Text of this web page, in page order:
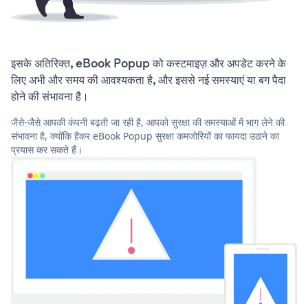
इसके अतिरिक्त, eBook Popup को कस्टमाइज़ और अपडेट करने के
लिए अभी और समय की आवश्यकता है, और इससे नई समस्याएं या बग पैदा
होने की संभावना है।
जैसे-जैसे आपकी कंपनी बढ़ती जा रही है, आपको सुरक्षा की समस्याओं में भाग लेने की
संभावना है, क्योंकि हैकर eBook Popup सुरक्षा कमजोरियों का फायदा उठाने का
प्रयास कर सकते हैं।